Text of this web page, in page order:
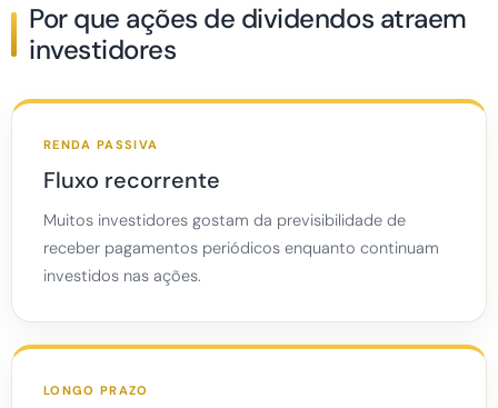
Por que ações de dividendos atraem
investidores
RENDA PASSIVA
Fluxo recorrente
Muitos investidores gostam da previsibilidade de
receber pagamentos periódicos enquanto continuam
investidos nas ações.
LONGO PRAZO